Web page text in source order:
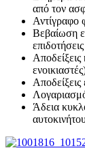
από τον
Αντίγραφο
Βεβαίωση
Αποδείξεις
Άδεια